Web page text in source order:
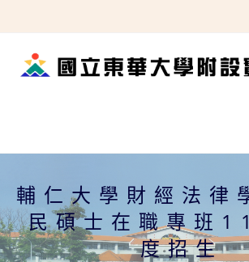
轉
輔仁大學財經法律
民碩士在職專班
度招生